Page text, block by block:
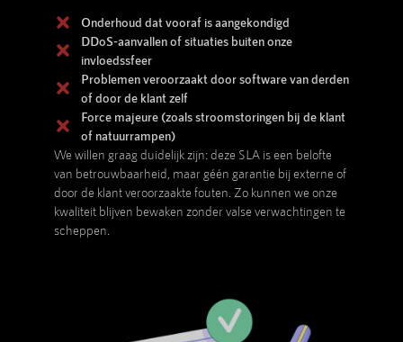
Onderhoud dat vooraf is aangekondigd
DDoS-aanvallen of situaties buiten onze
invloedssfeer
Problemen veroorzaakt door software van derden
of door de klant zelf
Force majeure (zoals stroomstoringen bij de klant
of natuurrampen)
We willen graag duidelijk zijn: deze SLA is een belofte
van betrouwbaarheid, maar géén garantie bij externe of
door de klant veroorzaakte fouten. Zo kunnen we onze
kwaliteit blijven bewaken zonder valse verwachtingen te
scheppen.